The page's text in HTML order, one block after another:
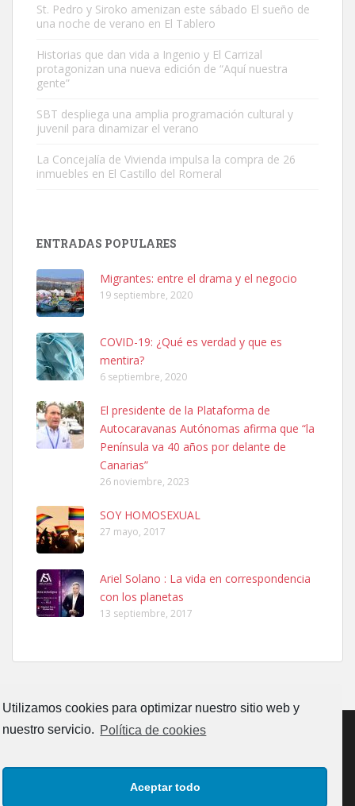
Utilizamos cookies para optimizar nuestro sitio web y
nuestro servicio. Política de cookies
Aceptar todo
Este gato macho ha aparecido en la calle hace menos de un mes,
es muy manso y extremadamente cari...
Leales.org » Gran Canaria
Leales.org » Gran Canaria
SHIBA PERDIDO AVDA JOSE MESA Y LOPEZ
PERRO MACHO RAZA SHIBA CON MICROCHIP PERDIDO HOY
06/07/2025 ZONA MESA Y LOPEZ. ES MUY ASUSTADIZO
Leales.org » Gran Canaria
6.7.2025
Ninfa perdida
El día 5 se los perdió una ninfa papillera, asustada tiene miedo a la
calle, se perdió por la zon...
Adopcion
Busco casa de acogida para mi perrita ya que por temas de trabajo
St. Pedro y Siroko amenizan este sábado El sueño de
una noche de verano en El Tablero
Historias que dan vida a Ingenio y El Carrizal
protagonizan una nueva edición de “Aquí nuestra
gente”
SBT despliega una amplia programación cultural y
juvenil para dinamizar el verano
La Concejalía de Vivienda impulsa la compra de 26
inmuebles en El Castillo del Romeral
ENTRADAS POPULARES
Migrantes: entre el drama y el negocio
19 septiembre, 2020
COVID-19: ¿Qué es verdad y que es
mentira?
6 septiembre, 2020
El presidente de la Plataforma de
Autocaravanas Autónomas afirma que “la
Península va 40 años por delante de
Canarias”
26 noviembre, 2023
SOY HOMOSEXUAL
27 mayo, 2017
Ariel Solano : La vida en correspondencia
con los planetas
13 septiembre, 2017